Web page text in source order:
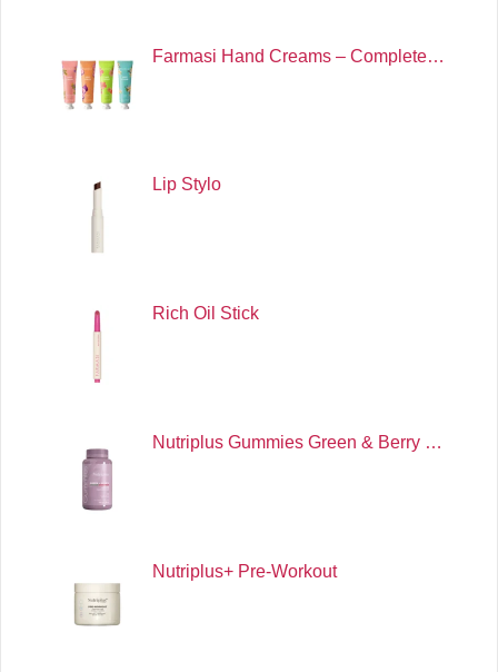
Farmasi Hand Creams – Complete…
Lip Stylo
Rich Oil Stick
Nutriplus Gummies Green & Berry …
Nutriplus+ Pre-Workout